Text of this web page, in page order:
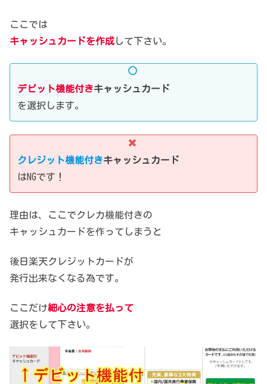
ここでは
キャッシュカードを作成して下さい。
デビット機能付きキャッシュカード
を選択します。
クレジット機能付きキャッシュカード
はNGです！
理由は、ここでクレカ機能付きの
キャッシュカードを作ってしまうと
後日楽天クレジットカードが
発行出来なくなる為です。
ここだけ細心の注意を払って
選択をして下さい。